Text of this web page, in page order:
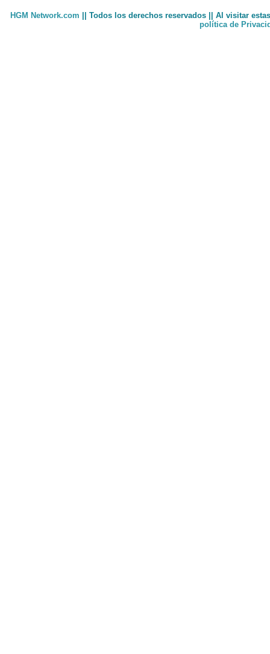
HGM Network.com || Todos los derechos reservados || Al visitar
política de